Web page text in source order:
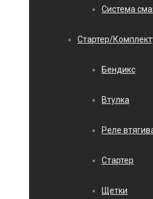
Система
Стартер/
Бендикс
Втулка
Реле
Стартер
Щетки